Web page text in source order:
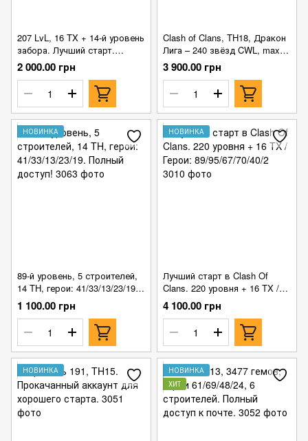
207 LvL, 16 TX + 14-й уровень
забора. Лучший старт.
Полный доступ
2 000.00 грн
Clash of Clans, TH18, Дракон
Лига – 240 звёзд CWL, max
герои, много скинов
3 900.00 грн
НОВИНКА
89-й уровень, 5 строителей,
14 TH, герои: 41/33/13/23/19.
Полный доступ!
1 100.00 грн
НОВИНКА
Лучший старт в Clash Of
Clans. 220 уровня + 16 TX /
Герои: 89/95/67/70/40/2
4 100.00 грн
НОВИНКА
НОВИНКА
ХИТ